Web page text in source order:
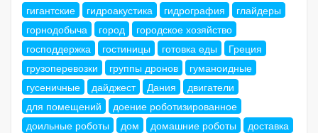
гигантские
гидроакустика гидрография
глайдеры
горнодобыча
город
городское хозяйство
господдержка
гостиницы готовка еды
Греция
грузоперевозки
группы дронов
гуманоидные
гусеничные
дайджест Дания
двигатели
для помещений
доение роботизированное
доильные роботы
дом домашние роботы
доставка